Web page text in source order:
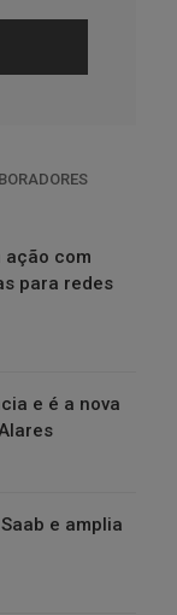
ação com
para redes
e é a nova
e amplia